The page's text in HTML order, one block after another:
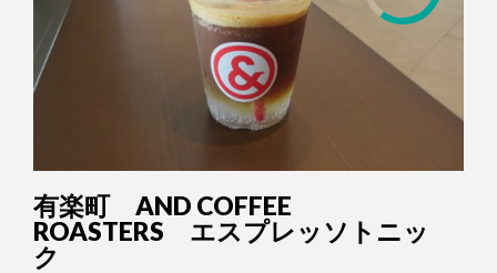
有楽町 AND COFFEE
ROASTERS エスプレッソトニッ
ク